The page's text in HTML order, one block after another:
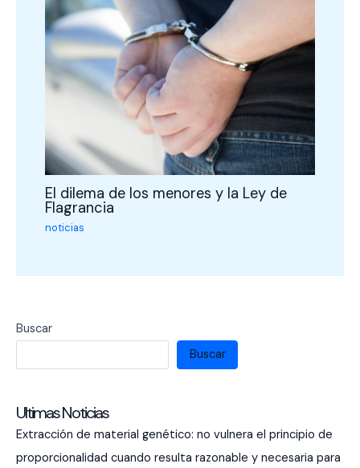
El dilema de los menores y la Ley de
Flagrancia
noticias
Buscar
Buscar
Ultimas Noticias
Extracción de material genético: no vulnera el principio de
proporcionalidad cuando resulta razonable y necesaria para